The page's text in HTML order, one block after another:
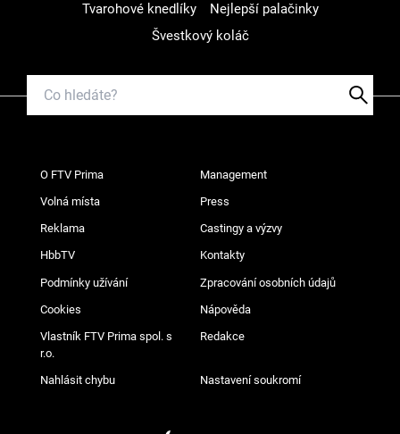
Tvarohové knedlíky
Nejlepší palačinky
Švestkový koláč
O FTV Prima Management
Volná místa Press
Reklama Castingy a výzvy
HbbTV Kontakty
Podmínky užívání Zpracování osobních údajů
Cookies Nápověda
Vlastník FTV Prima spol. s
r.o.
Redakce
Nahlásit chybu Nastavení soukromí